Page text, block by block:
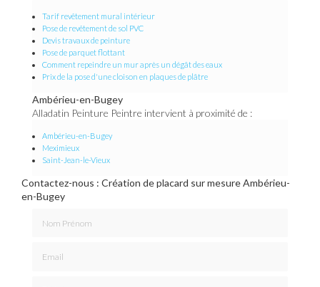
Tarif revêtement mural intérieur
Pose de revêtement de sol PVC
Devis travaux de peinture
Pose de parquet flottant
Comment repeindre un mur après un dégât des eaux
Prix de la pose d'une cloison en plaques de plâtre
Ambérieu-en-Bugey
Alladatin Peinture Peintre intervient à proximité de :
Ambérieu-en-Bugey
Meximieux
Saint-Jean-le-Vieux
Contactez-nous : Création de placard sur mesure Ambérieu-
en-Bugey